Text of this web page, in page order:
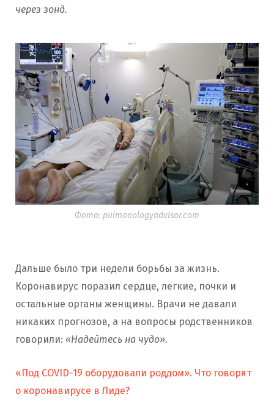
через зонд.
Фото: pulmonologyadvisor.com
Дальше было три недели борьбы за жизнь.
Коронавирус поразил сердце, легкие, почки и
остальные органы женщины. Врачи не давали
никаких прогнозов, а на вопросы родственников
говорили: «Надейтесь на чудо».
«Под COVID-19 оборудовали роддом». Что говорят
о коронавирусе в Лиде?